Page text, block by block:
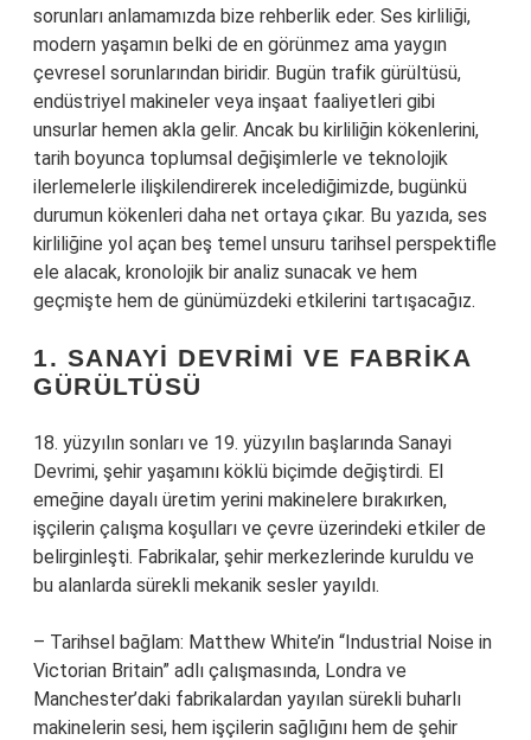
sorunları anlamamızda bize rehberlik eder. Ses kirliliği,
modern yaşamın belki de en görünmez ama yaygın
çevresel sorunlarından biridir. Bugün trafik gürültüsü,
endüstriyel makineler veya inşaat faaliyetleri gibi
unsurlar hemen akla gelir. Ancak bu kirliliğin kökenlerini,
tarih boyunca toplumsal değişimlerle ve teknolojik
ilerlemelerle ilişkilendirerek incelediğimizde, bugünkü
durumun kökenleri daha net ortaya çıkar. Bu yazıda, ses
kirliliğine yol açan beş temel unsuru tarihsel perspektifle
ele alacak, kronolojik bir analiz sunacak ve hem
geçmişte hem de günümüzdeki etkilerini tartışacağız.
1. SANAYI DEVRIMI VE FABRIKA
GÜRÜLTÜSÜ
18. yüzyılın sonları ve 19. yüzyılın başlarında Sanayi
Devrimi, şehir yaşamını köklü biçimde değiştirdi. El
emeğine dayalı üretim yerini makinelere bırakırken,
işçilerin çalışma koşulları ve çevre üzerindeki etkiler de
belirginleşti. Fabrikalar, şehir merkezlerinde kuruldu ve
bu alanlarda sürekli mekanik sesler yayıldı.
– Tarihsel bağlam: Matthew White’in “Industrial Noise in
Victorian Britain” adlı çalışmasında, Londra ve
Manchester’daki fabrikalardan yayılan sürekli buharlı
makinelerin sesi, hem işçilerin sağlığını hem de şehir